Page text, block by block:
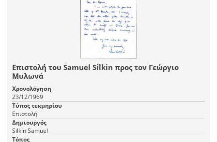
Επιστολή του Samuel Silkin προς τον Γεώργιο
Μυλωνά
Χρονολόγηση
23/12/1969
Τύπος τεκμηρίου
Επιστολή
Δημιουργός
Silkin Samuel
Τόπος